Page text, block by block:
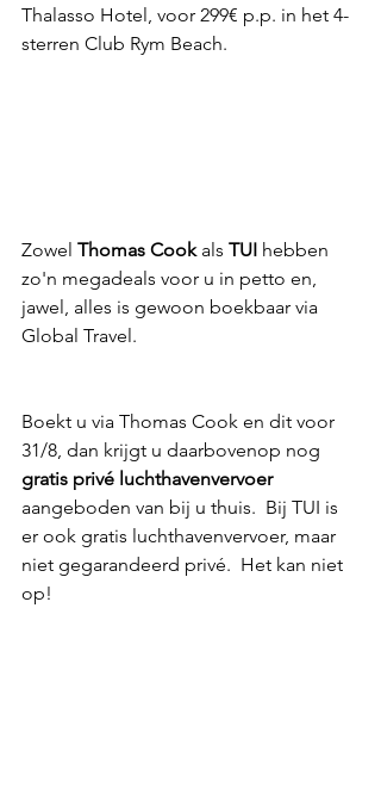
Thalasso Hotel, voor 299€ p.p. in het 4-
sterren Club Rym Beach.
Zowel Thomas Cook als TUI hebben
zo'n megadeals voor u in petto en,
jawel, alles is gewoon boekbaar via
Global Travel.
Boekt u via Thomas Cook en dit voor
31/8, dan krijgt u daarbovenop nog
gratis privé luchthavenvervoer
aangeboden van bij u thuis.  Bij TUI is
er ook gratis luchthavenvervoer, maar
niet gegarandeerd privé.  Het kan niet
op!